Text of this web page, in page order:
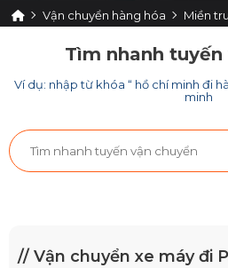
Vận chuyển hàng hóa Miền
Tìm nhanh tuyến
Ví dụ: nhập từ khóa “ hồ chí minh đi
minh
// Vận chuyển xe máy đi